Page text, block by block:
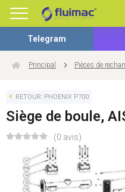
Telegram
Principal Pièces de
RETOUR: PHOENIX P700
Siège de boule,
(0 avis)